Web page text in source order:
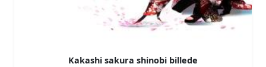
Kakashi sakura shinobi billede